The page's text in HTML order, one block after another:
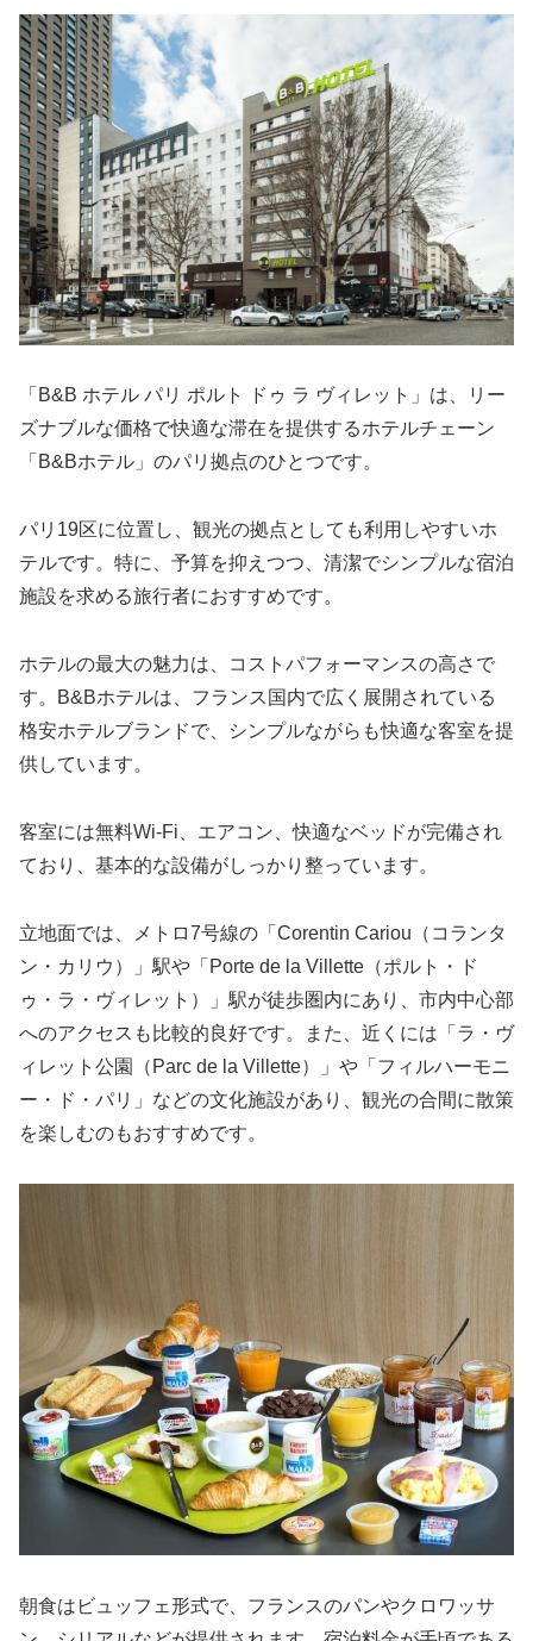
「B&B ホテル パリ ポルト ドゥ ラ ヴィレット」は、リー
ズナブルな価格で快適な滞在を提供するホテルチェーン
「B&Bホテル」のパリ拠点のひとつです。
パリ19区に位置し、観光の拠点としても利用しやすいホ
テルです。特に、予算を抑えつつ、清潔でシンプルな宿泊
施設を求める旅行者におすすめです。
ホテルの最大の魅力は、コストパフォーマンスの高さで
す。B&Bホテルは、フランス国内で広く展開されている
格安ホテルブランドで、シンプルながらも快適な客室を提
供しています。
客室には無料Wi-Fi、エアコン、快適なベッドが完備され
ており、基本的な設備がしっかり整っています。
立地面では、メトロ7号線の「Corentin Cariou（コランタ
ン・カリウ）」駅や「Porte de la Villette（ポルト・ド
ゥ・ラ・ヴィレット）」駅が徒歩圏内にあり、市内中心部
へのアクセスも比較的良好です。また、近くには「ラ・ヴ
ィレット公園（Parc de la Villette）」や「フィルハーモニ
ー・ド・パリ」などの文化施設があり、観光の合間に散策
を楽しむのもおすすめです。
朝食はビュッフェ形式で、フランスのパンやクロワッサ